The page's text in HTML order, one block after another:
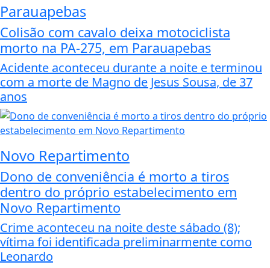
Parauapebas
Colisão com cavalo deixa motociclista
morto na PA-275, em Parauapebas
Acidente aconteceu durante a noite e terminou
com a morte de Magno de Jesus Sousa, de 37
anos
Novo Repartimento
Dono de conveniência é morto a tiros
dentro do próprio estabelecimento em
Novo Repartimento
Crime aconteceu na noite deste sábado (8);
vítima foi identificada preliminarmente como
Leonardo